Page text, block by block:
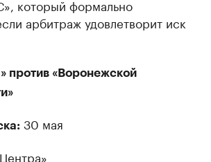
который формально
арбитраж удовлетворит иск
против «Воронежской
30 мая